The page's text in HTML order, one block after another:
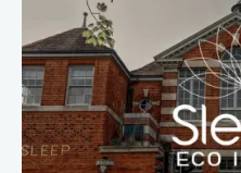
hotel
boutique
ofrece
una
estancia
fluida